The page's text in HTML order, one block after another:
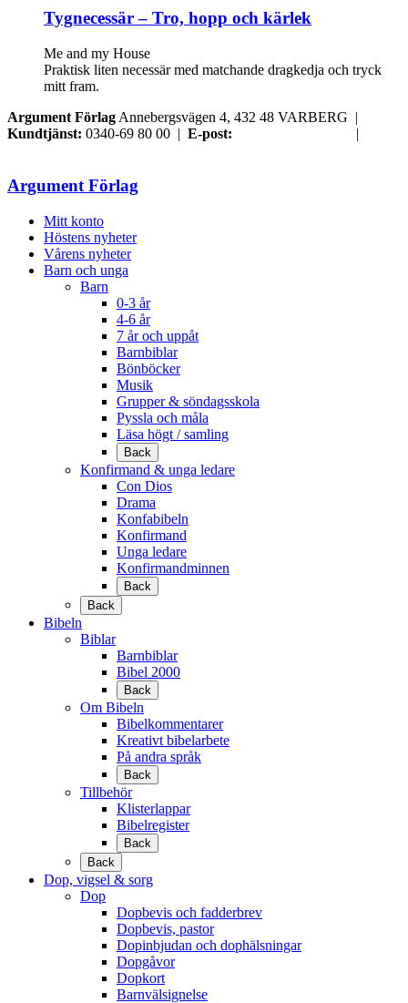
Tygnecessär – Tro, hopp och kärlek
Me and my House
Praktisk liten necessär med matchande dragkedja och tryck
mitt fram.
Argument Förlag Annebergsvägen 4, 432 48 VARBERG |
Kundtjänst: 0340-69 80 00 | E-post:
|
Argument Förlag
Mitt konto
Höstens nyheter
Vårens nyheter
Barn och unga
Barn
0-3 år
4-6 år
7 år och uppåt
Barnbiblar
Bönböcker
Musik
Grupper & söndagsskola
Pyssla och måla
Läsa högt / samling
Back
Konfirmand & unga ledare
Con Dios
Drama
Konfabibeln
Konfirmand
Unga ledare
Konfirmandminnen
Back
Back
Bibeln
Biblar
Barnbiblar
Bibel 2000
Back
Om Bibeln
Bibelkommentarer
Kreativt bibelarbete
På andra språk
Back
Tillbehör
Klisterlappar
Bibelregister
Back
Back
Dop, vigsel & sorg
Dop
Dopbevis och fadderbrev
Dopbevis, pastor
Dopinbjudan och dophälsningar
Dopgåvor
Dopkort
Barnvälsignelse